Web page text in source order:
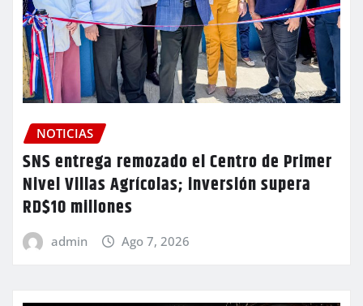
NOTICIAS
SNS entrega remozado el Centro de Primer
Nivel Villas Agrícolas; inversión supera
RD$10 millones
admin Ago 7, 2026